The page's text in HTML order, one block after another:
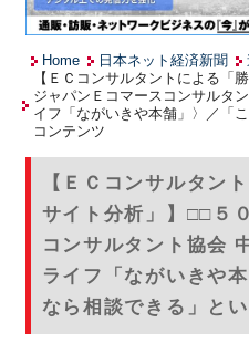
Home 日本ネット経済新聞
【ＥＣコンサルタントによる「
ジャパンＥコマースコンサルタ
イフ「ながいきや本舗」〉／「
コンテンツ
【ＥＣコンサルタン
サイト分析」】□□５
コンサルタント協会
ライフ「ながいきや
なら相談できる」と